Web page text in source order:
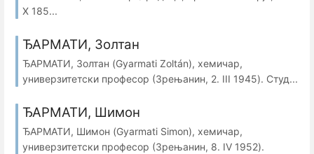
X 185...
ЂАРМАТИ, Золтан
ЂАРМАТИ, Золтан (Gyarmati Zoltán), хемичар,
универзитетски професор (Зрењанин, 2. III 1945). Студ...
ЂАРМАТИ, Шимон
ЂАРМАТИ, Шимон (Gyarmati Simon), хемичар,
универзитетски професор (Зрењанин, 8. IV 1952).